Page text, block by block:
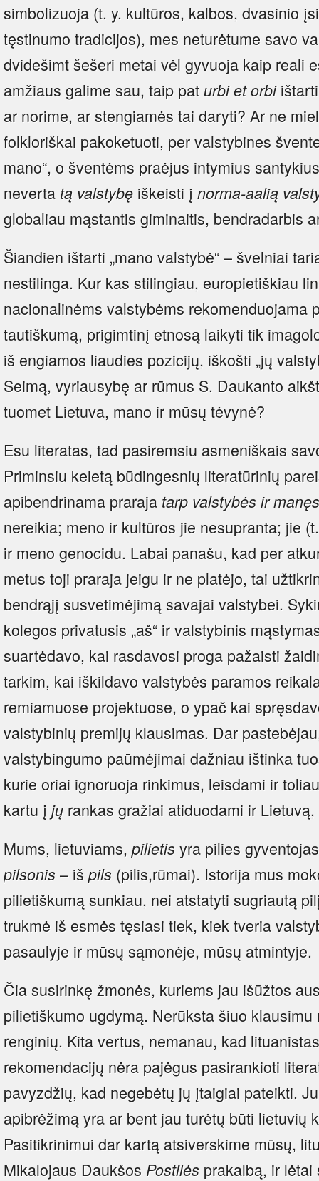
simbolizuoja (t. y. kultūros, kalbos, dvasinio
tęstinumo tradicijos), mes neturėtume savo
dvidešimt šešeri metai vėl gyvuoja kaip reali
amžiaus galime sau, taip pat urbi et orbi
ar norime, ar stengiamės tai daryti? Ar ne
folkloriškai pakoketuoti, per valstybines
mano“, o šventėms praėjus intymius
neverta tą valstybę iškeisti į norma-aalią
globaliau mąstantis giminaitis, bendradarbis
Šiandien ištarti „mano valstybė“ – švelniai
nestilinga. Kur kas stilingiau, europietiškiau
nacionalinėms valstybėms rekomenduojama
tautiškumą, prigimtinį etnosą laikyti tik
iš engiamos liaudies pozicijų, iškošti „jų
Seimą, vyriausybę ar rūmus S. Daukanto
tuomet Lietuva, mano ir mūsų tėvynė?
Esu literatas, tad pasiremsiu asmeniškais
Priminsiu keletą būdingesnių literatūrinių
apibendrinama praraja tarp valstybės ir
nereikia; meno ir kultūros jie nesupranta; jie
ir meno genocidu. Labai panašu, kad per
metus toji praraja jeigu ir ne platėjo, tai
bendrąjį susvetimėjimą savajai valstybei.
kolegos privatusis „aš“ ir valstybinis
suartėdavo, kai rasdavosi proga pažaisti
tarkim, kai iškildavo valstybės paramos
remiamuose projektuose, o ypač kai
valstybinių premijų klausimas. Dar
valstybingumo paūmėjimai dažniau ištinka
kurie oriai ignoruoja rinkimus, leisdami ir
kartu į jų rankas gražiai atiduodami ir
Mums, lietuviams, pilietis yra pilies
pilsonis – iš pils (pilis,rūmai). Istorija mus
pilietiškumą sunkiau, nei atstatyti sugriautą
trukmė iš esmės tęsiasi tiek, kiek tveria
pasaulyje ir mūsų sąmonėje, mūsų atmintyje.
Čia susirinkę žmonės, kuriems jau išūžtos
pilietiškumo ugdymą. Nerūksta šiuo
renginių. Kita vertus, nemanau, kad
rekomendacijų nėra pajėgus pasirankioti
pavyzdžių, kad negebėtų jų įtaigiai pateikti.
apibrėžimą yra ar bent jau turėtų būti lietuvių
Pasitikrinimui dar kartą atsiverskime mūsų,
Mikalojaus Daukšos Postilės prakalbą, ir